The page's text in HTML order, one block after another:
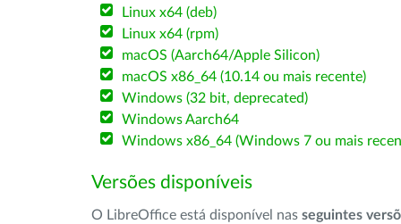
Linux x64 (deb)
Linux x64 (rpm)
macOS (Aarch64/Apple Silicon)
macOS x86_64 (10.14 ou mais recente)
Windows (32 bit, deprecated)
Windows Aarch64
Windows x86_64 (Windows 7 ou mais
Versões disponíveis
O LibreOffice está disponível nas seguintes